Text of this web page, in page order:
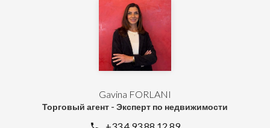
Gavina FORLANI
Торговый агент - Эксперт по недвижимости